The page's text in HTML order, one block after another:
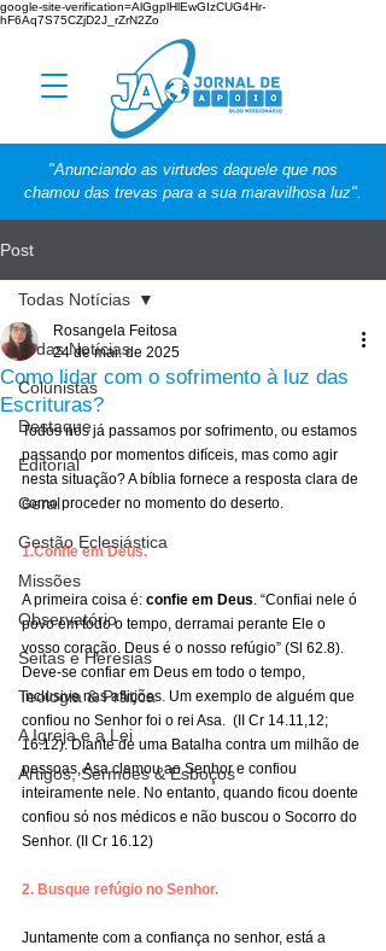
google-site-verification=AlGgplHlEwGIzCUG4Hr-
hF6Aq7S75CZjD2J_rZrN2Zo
"Anunciando as virtudes daquele que nos
chamou das trevas para a sua maravilhosa luz".
Post
Todas Notícias
Colunistas
Destaque
Editorial
Geral
Gestão Eclesiástica
Missões
Observatório
Seitas e Heresias
Teologia & Prática
A Igreja e a Lei
Artigos, Sermões & Esboços
Todas Notícias
Como lidar com o sofrimento à luz das
Escrituras?
Rosangela Feitosa
24 de mai. de 2025
Todos nós já passamos por sofrimento, ou estamos
passando por momentos difíceis, mas como agir
nesta situação? A bíblia fornece a resposta clara de
como proceder no momento do deserto.
1.Confie em Deus.
A primeira coisa é: confie em Deus. “Confiai nele ó
povo em todo o tempo, derramai perante Ele o
vosso coração. Deus é o nosso refúgio” (Sl 62.8).
Deve-se confiar em Deus em todo o tempo,
inclusive nas aflições. Um exemplo de alguém que
confiou no Senhor foi o rei Asa.  (II Cr 14.11,12;
16.12). Diante de uma Batalha contra um milhão de
pessoas, Asa clamou ao Senhor e confiou
inteiramente nele. No entanto, quando ficou doente
confiou só nos médicos e não buscou o Socorro do
Senhor. (II Cr 16.12)
2. Busque refúgio no Senhor.
Juntamente com a confiança no senhor, está a